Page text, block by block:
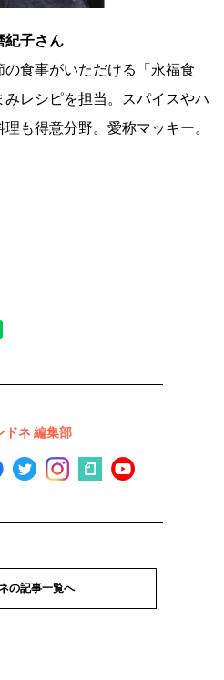
子さん
食事がいただける「永福食
レシピを担当。スパイスやハ
も得意分野。愛称マッキー。
ドネ 編集部
の記事一覧へ